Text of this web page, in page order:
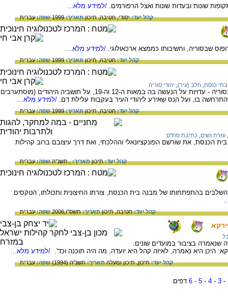
שונות ובעדות שונות ואצל הרפורמים. /למידע מלא...
קהל יעד:יסודי,חטיבה,תיכוןתאריך:1999 שפה:עברית
שבסוריה, וחשיבותו כממצא ארכאולוגי. /למידע מלא...
קהל יעד:חטיבה,תיכוןתאריך:1999 שפה:עברית
בתי כנסת חלב (עיר) יהודי סוריה
בדף זה מידע על העיר חאלב (ארם צובה) שבסוריה - עדויות על הנעשה בה במאות ה-12 וה-19, על תושביה היהודים (מוסתערבים
בו, ועל הנס שאירע ליהודי העיר בעקבות עלילת דם. /למידע מלא...
קהל יעד:חטיבה,תיכוןתאריך:1999 שפה:עברית
עזרת נשים כתיבת סת"ם
הכנסת, את שורשם הפונקציונאלי וההלכתי, ואת דרך עיצובם ברוב קהילות
קהל יעד:תיכוןתאריך:, תשנ"השפה:עברית
בהתפתחותו של מבנה בית הכנסת, צורתו החיצונית ותכולתו, הטקסים
קהל יעד:חטיבה,תיכוןתאריך:תשס"ו,2006 שפה:עברית
שנאמרה בציבור במועדים שונים.
היכן היא נאמרה, לאיזה קהל היא יועדה, מה היה תוכנה וכד'.
/למידע מלא...
קהל יעד:תיכון,תיכון ומעלהתאריך:תשנ"ה (1994) שפה:עברית
-
3
-
4
-
5
-
6 דפים